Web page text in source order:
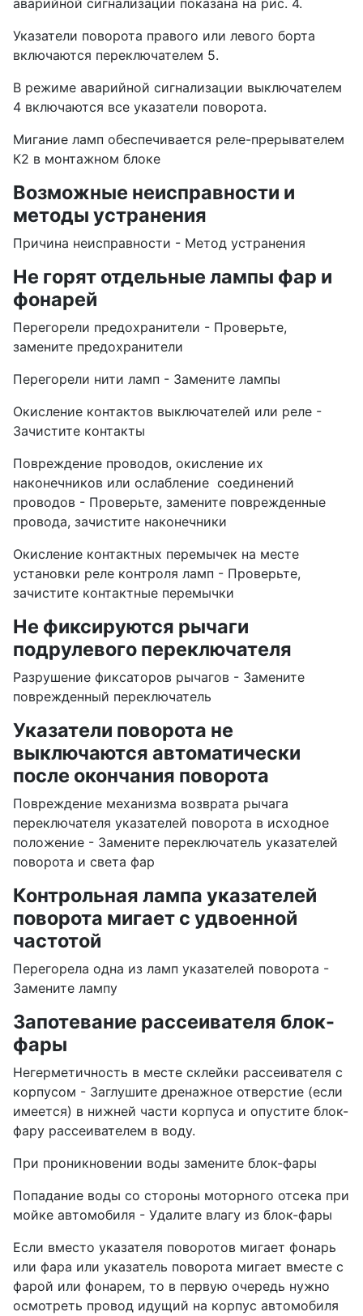
аварийной сигнализации показана на рис. 4.
Указатели поворота правого или левого борта
включаются переключателем 5.
В режиме аварийной сигнализации выключателем
4 включаются все указатели поворота.
Мигание ламп обеспечивается реле-прерывателем
К2 в монтажном блоке
Возможные неисправности и
методы устранения
Причина неисправности - Метод устранения
Не горят отдельные лампы фар и
фонарей
Перегорели предохранители - Проверьте,
замените предохранители
Перегорели нити ламп - Замените лампы
Окисление контактов выключателей или реле -
Зачистите контакты
Повреждение проводов, окисление их
наконечников или ослабление соединений
проводов - Проверьте, замените поврежденные
провода, зачистите наконечники
Окисление контактных перемычек на месте
установки реле контроля ламп - Проверьте,
зачистите контактные перемычки
Не фиксируются рычаги
подрулевого переключателя
Разрушение фиксаторов рычагов - Замените
поврежденный переключатель
Указатели поворота не
выключаются автоматически
после окончания поворота
Повреждение механизма возврата рычага
переключателя указателей поворота в исходное
положение - Замените переключатель указателей
поворота и света фар
Контрольная лампа указателей
поворота мигает с удвоенной
частотой
Перегорела одна из ламп указателей поворота -
Замените лампу
Запотевание рассеивателя блок-
фары
Негерметичность в месте склейки рассеивателя с
корпусом - Заглушите дренажное отверстие (если
имеется) в нижней части корпуса и опустите блок-
фару рассеивателем в воду.
При проникновении воды замените блок-фары
Попадание воды со стороны моторного отсека при
мойке автомобиля - Удалите влагу из блок-фары
Если вместо указателя поворотов мигает фонарь
или фара или указатель поворота мигает вместе с
фарой или фонарем, то в первую очередь нужно
осмотреть провод идущий на корпус автомобиля